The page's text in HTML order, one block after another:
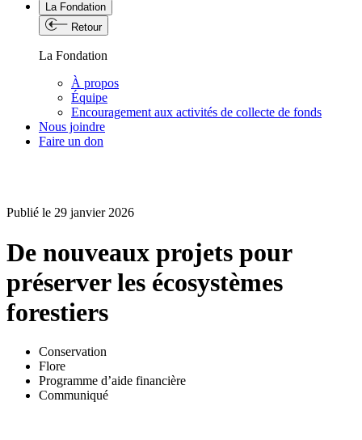
La Fondation
Retour
La Fondation
À propos
Équipe
Encouragement aux activités de collecte de fonds
Nous joindre
Faire un don
Publié le 29 janvier 2026
De nouveaux projets pour
préserver les écosystèmes
forestiers
Conservation
Flore
Programme d’aide financière
Communiqué